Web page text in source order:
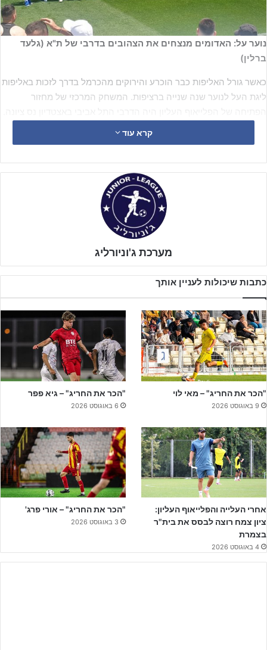
נוער על: האדומים מנצחים את הצהובים בדרבי של ת"א (גלעד
ברלין)
כאשר גורל האליפות כבר הוכרע והירוקים מהכרמל בדרך לזכות באליפות
ליגת העל לנוער שנה שנייה ברציפות. המשחק המרכזי של מחזור
מכבי ת"א הגיעה לדרבי אחרי שניצחה בחוץ את בני סכנין בשמינית גמר
הגביע, כאשר גם האדומים, יום אחרי, העפילו לרבע הגמר לאחר שניצחו
בביתם את הפועל ראשל"צ.
אחרי מחצית הראשונה ללא שערים, עם שליטה של האורחים, כעשר
דקות במחצית השנייהנתן שמסיאב
(שנתון 2003) מזווית קשה בתוך
הרחבה שלח כדור קשתי נהדר שהלך אל הפינה הנגדית –
1:0 לזכות
האדומים. עד השריקה לסיום לא נכבשו שערים נוספים והפועל רושמת
ניצחון שני העונה על מכבי בדרבי.
קרא עוד
מערכת ג'וניורליג
כתבות שיכולות לעניין אותך
"הכר את החריג" – מאי לוי
9 באוגוסט 2026
"הכר את החריג" – גיא פפר
6 באוגוסט 2026
אחרי העלייה והפלייאוף העליון:
ציון צמח רוצה לבסס את בית"ר
בצמרת
4 באוגוסט 2026
"הכר את החריג" – אורי פרג'
3 באוגוסט 2026